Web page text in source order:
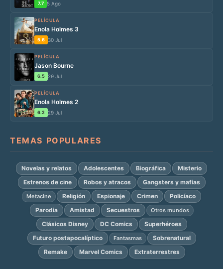
7.7 5 Ago
PELÍCULA
Enola Holmes 3
5.6 30 Jul
PELÍCULA
Jason Bourne
6.5 29 Jul
PELÍCULA
Enola Holmes 2
6.2 29 Jul
TEMAS POPULARES
Novelas y relatos Adolescentes Biográfica
Misterio
Estrenos de cine
Robos y atracos Gangsters y mafias
Metacine Religión Espionaje Crimen
Policíaco
Parodia
Amistad Secuestros Otros mundos
Clásicos Disney DC Comics
Superhéroes
Futuro postapocalíptico
Fantasmas
Sobrenatural
Remake
Marvel Comics Extraterrestres